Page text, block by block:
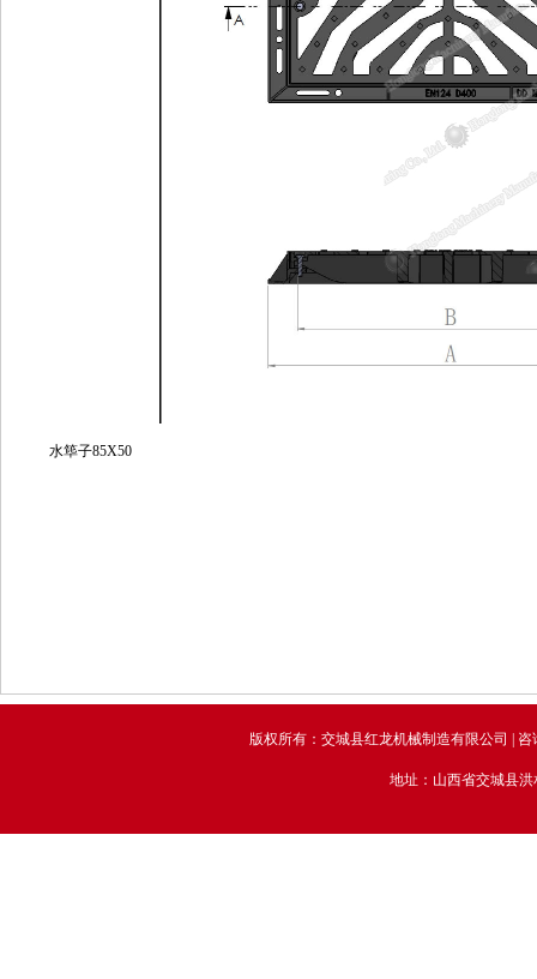
水筚子85X50